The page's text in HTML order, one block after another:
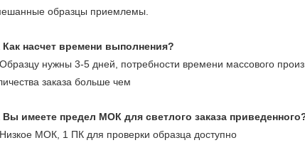
образцы приемлемы.
Как насчет времени выполнения?
нужны 3-5 дней, потребности времени массового
заказа больше чем
Вы имеете предел МОК для светлого заказа
МОК, 1 ПК для проверки образца доступно